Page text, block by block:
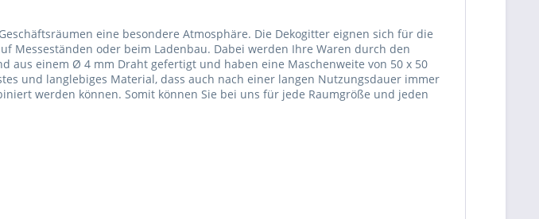
eine besondere Atmosphäre. Die Dekogitter eignen sich für die
Messeständen oder beim Ladenbau. Dabei werden Ihre Waren durch den
aus einem Ø 4 mm Draht gefertigt und haben eine Maschenweite von 50 x 50
und langlebiges Material, dass auch nach einer langen Nutzungsdauer immer
werden können. Somit können Sie bei uns für jede Raumgröße und jeden